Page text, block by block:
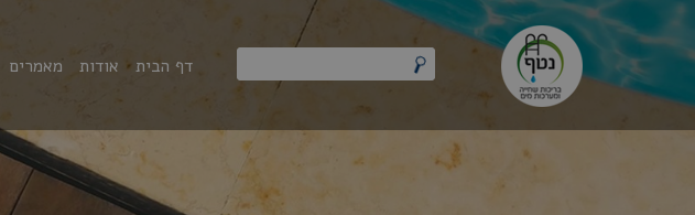
תחילתו
דף
אינטרנט,
אנטר
כדי
דף הבית אודות מאמרים